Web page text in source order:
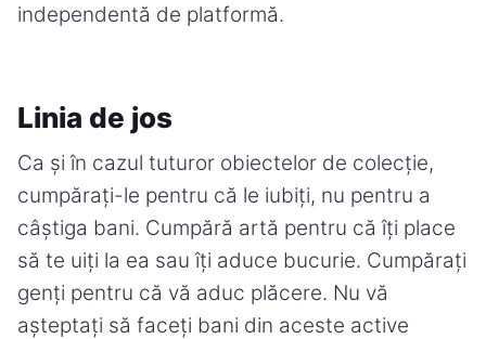
independentă de platformă.
Linia de jos
Ca și în cazul tuturor obiectelor de colecție,
cumpărați-le pentru că le iubiți, nu pentru a
câștiga bani. Cumpără artă pentru că îți place
să te uiți la ea sau îți aduce bucurie. Cumpărați
genți pentru că vă aduc plăcere. Nu vă
așteptați să faceți bani din aceste active